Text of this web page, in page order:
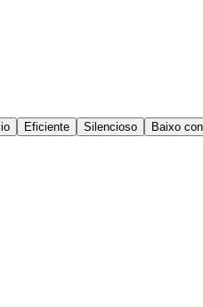
Eficiente Silencioso Baixo